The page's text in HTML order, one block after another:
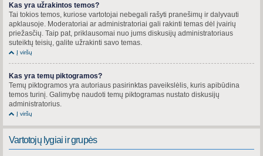
Kas yra užrakintos temos?
Tai tokios temos, kuriose vartotojai nebegali rašyti pranešimų ir dalyvauti
apklausoje. Moderatoriai ar administratoriai gali rakinti temas dėl įvairių
priežasčių. Taip pat, priklausomai nuo jums diskusijų administratoriaus
suteiktų teisių, galite užrakinti savo temas.
Į viršų
Kas yra temų piktogramos?
Temų piktogramos yra autoriaus pasirinktas paveikslėlis, kuris apibūdina
temos turinį. Galimybę naudoti temų piktogramas nustato diskusijų
administratorius.
Į viršų
Vartotojų lygiai ir grupės